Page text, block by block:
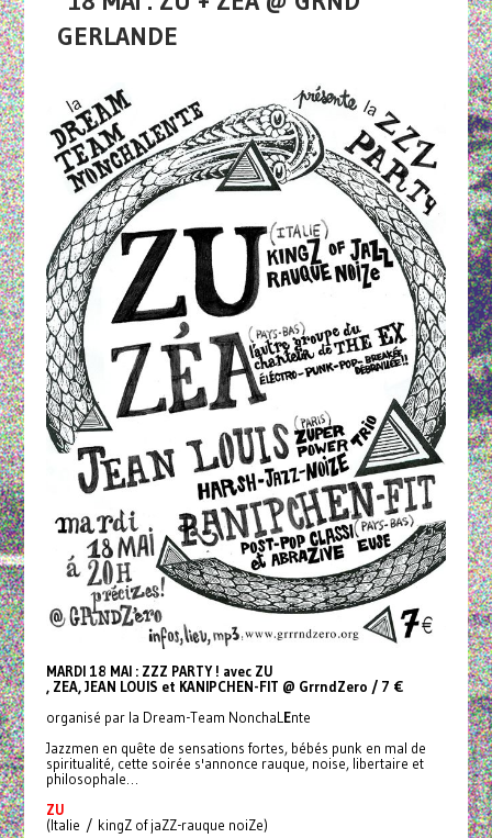
GERLANDE
MARDI 18 MAI : ZZZ PARTY ! avec ZU
, ZEA, JEAN LOUIS et KANIPCHEN-FIT @ GrrndZero / 7 €
organisé par la Dream-Team NonchaL Ente
Jazzmen en quête de sensations fortes, bébés punk en mal de
spiritualité, cette soirée s'annonce rauque, noise, libertaire et
philosophale…
ZU
(Italie / kingZ of jaZZ-rauque noiZe)